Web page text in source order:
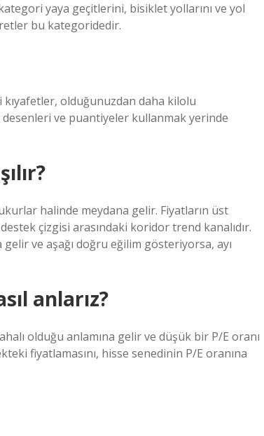
yaya geçitlerini, bisiklet yollarını ve yol
bu kategoridedir.
kıyafetler, olduğunuzdan daha kilolu
ve puantiyeler kullanmak yerinde
halinde meydana gelir. Fiyatların üst
çizgisi arasındaki koridor trend kanalıdır.
ve aşağı doğru eğilim gösteriyorsa, ayı
anlarız?
olduğu anlamına gelir ve düşük bir P/E oranı
fiyatlamasını, hisse senedinin P/E oranına